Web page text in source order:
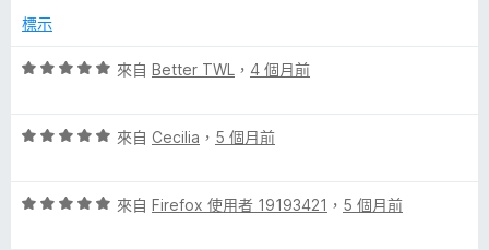
分
分
分
滿
分
標示
評
分
分
來自 Better TWL ， 4 個月前
評
分
來自 Cecilia ， 5 個月前
評
來自 Firefox 使用者 19193421 ， 5 個月前